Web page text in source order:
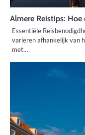
Almere Reistips: Hoe
Essentiële
variëren afhankelijk van
met…